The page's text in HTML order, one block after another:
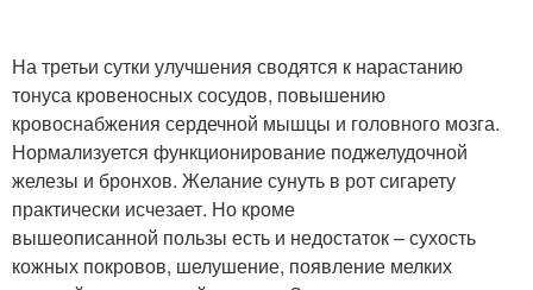
На третьи сутки улучшения сводятся к нарастанию
тонуса кровеносных сосудов, повышению
кровоснабжения сердечной мышцы и головного мозга.
Нормализуется функционирование поджелудочной
железы и бронхов. Желание сунуть в рот сигарету
практически исчезает. Но кроме
вышеописанной пользы есть и недостаток – сухость
кожных покровов, шелушение, появление мелких